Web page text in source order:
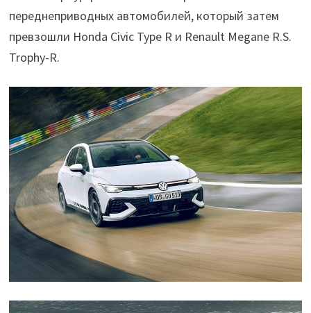
переднеприводных автомобилей, который затем
превзошли Honda Civic Type R и Renault Megane R.S.
Trophy-R.